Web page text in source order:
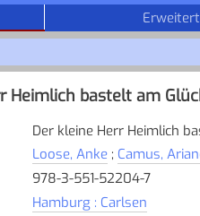
Heimlich bastelt am
Der kleine Herr Heimlich
Loose, Anke; Camus,
978-3-551-52204-7
Hamburg : Carlsen